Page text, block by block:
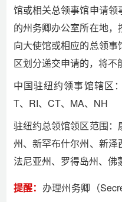
馆或相关总领事馆申请
的州务卿办公室所在地，
向大使馆或相应的总领
区划分递交申请的，将不
中国驻纽约领事馆辖区
T、RI、CT、MA、NH
驻纽约总领馆领区范围
州、新罕布什尔州、新
法尼亚州、罗得岛州、佛
提醒： 办理州务卿（